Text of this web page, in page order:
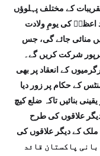
تقریبات کے مختلف پہلوؤں
اعظمؒ کی یومِ ولادت
منائی جائے گی، جس
شرکت کریں گے۔
کے انعقاد پر بھی
کے حکام پر زور دیا
بنائیں تاکہ ضلع کیچ
علاقوں کی طرح
کے دیگر علاقوں کی
ہر سال 25 دسمبر کو بانی پاکستان قائد